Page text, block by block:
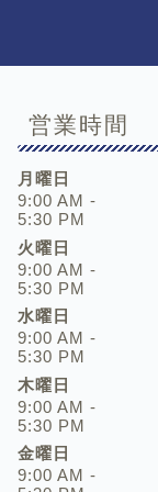
営業時間
月曜日
9:00 AM -
5:30 PM
火曜日
9:00 AM -
5:30 PM
水曜日
9:00 AM -
5:30 PM
木曜日
9:00 AM -
5:30 PM
金曜日
9:00 AM -